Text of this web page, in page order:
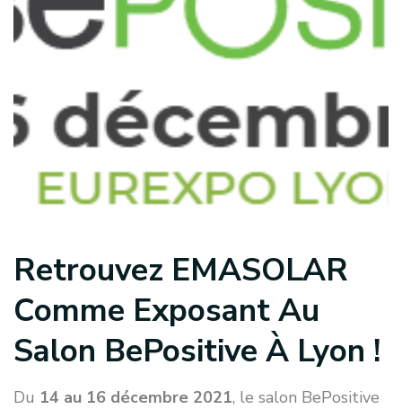
Retrouvez EMASOLAR
Comme Exposant Au
Salon BePositive À Lyon !
Du 14 au 16 décembre 2021, le salon BePositive